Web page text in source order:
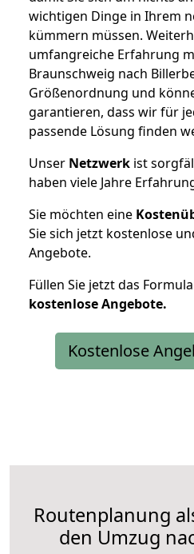
wichtigen Dinge in Ihrem
kümmern müssen.
umfangreiche Erfahrung
Braunschweig nach
Größenordnung und
garantieren, dass wir für
passende Lösung finden
Unser Netzwerk ist
haben viele Jahre
Sie möchten eine
Sie sich jetzt kostenlose
Angebote.
Füllen Sie jetzt das
kostenloseAngebote.
Kostenlose
Routenplanung
den Umzug